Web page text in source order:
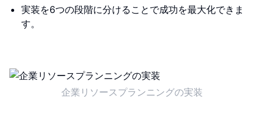
実装を6つの段階に分けることで成功を最大化できま
す。
企業リソースプランニングの実装